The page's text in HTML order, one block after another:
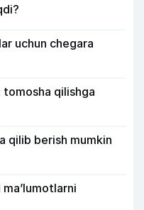
uchun chegara
qilishga
qilib berish mumkin